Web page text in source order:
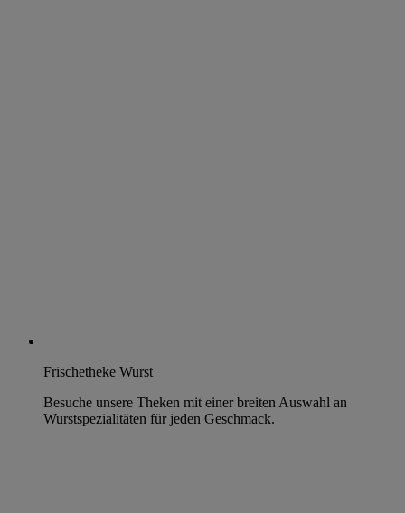
Frischetheke Wurst
Besuche unsere Theken mit einer breiten Auswahl an
Wurstspezialitäten für jeden Geschmack.